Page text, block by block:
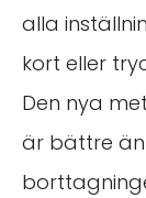
alla
kort eller
Den nya
är bättre